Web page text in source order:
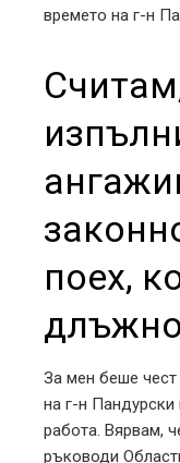
времето на г-н
поех,
За мен беше
на г-н Пандурски
работа. Вярвам,
ръководи